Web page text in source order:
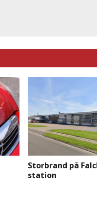
Storbrand på
station